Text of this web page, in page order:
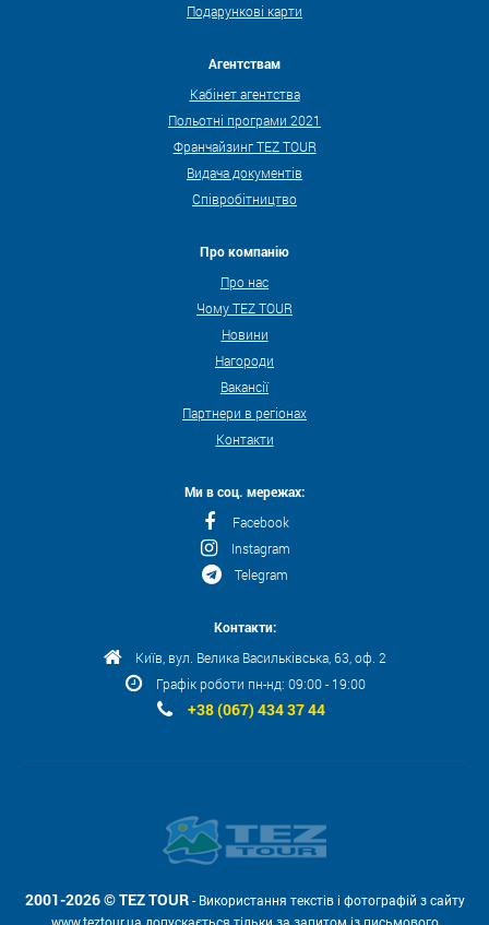
Подарункові карти
Агентствам
Кабінет агентства
Польотні програми 2021
Франчайзинг TEZ TOUR
Видача документів
Співробітництво
Про компанію
Про нас
Чому TEZ TOUR
Новини
Нагороди
Вакансії
Партнери в регіонах
Контакти
Ми в соц. мережах:
Facebook
Instagram
Telegram
Контакти:
Київ, вул. Велика Васильківська, 63, оф. 2
Графік роботи пн-нд: 09:00 - 19:00
+38 (067) 434 37 44
2001-2026 © TEZ TOUR - Використання текстів і фотографій з сайту